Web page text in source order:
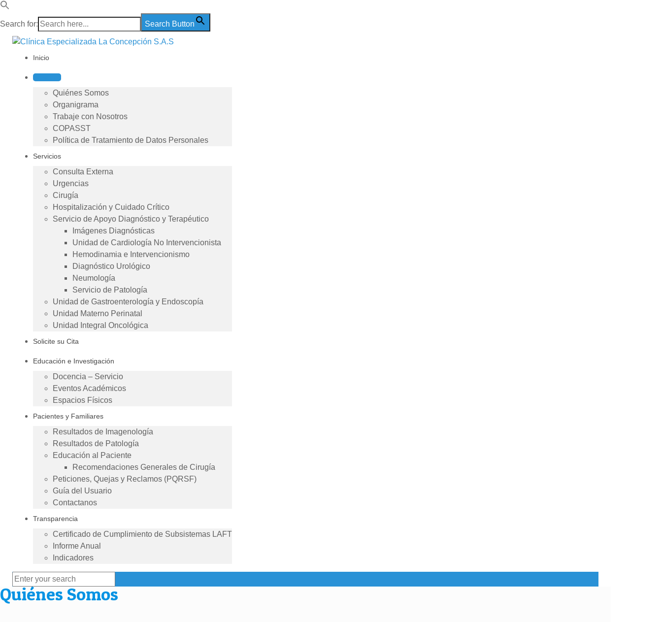
Search for: Search Button
Inicio
Nosotros
Quiénes Somos
Organigrama
Trabaje con Nosotros
COPASST
Política de Tratamiento de Datos Personales
Servicios
Consulta Externa
Urgencias
Cirugía
Hospitalización y Cuidado Crítico
Servicio de Apoyo Diagnóstico y Terapéutico
Imágenes Diagnósticas
Unidad de Cardiología No Intervencionista
Hemodinamia e Intervencionismo
Diagnóstico Urológico
Neumología
Servicio de Patología
Unidad de Gastroenterología y Endoscopía
Unidad Materno Perinatal
Unidad Integral Oncológica
Solicite su Cita
Educación e Investigación
Docencia – Servicio
Eventos Académicos
Espacios Físicos
Pacientes y Familiares
Resultados de Imagenología
Resultados de Patología
Educación al Paciente
Recomendaciones Generales de Cirugía
Peticiones, Quejas y Reclamos (PQRSF)
Guía del Usuario
Contactanos
Transparencia
Certificado de Cumplimiento de Subsistemas LAFT
Informe Anual
Indicadores
Quiénes Somos